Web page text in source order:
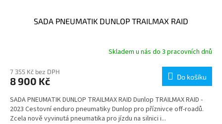
SADA PNEUMATIK DUNLOP TRAILMAX RAID
Skladem u nás do 3 pracovních dnů
7 355 Kč bez DPH
8 900 Kč Do košíku
SADA PNEUMATIK DUNLOP TRAILMAX RAID Dunlop TRAILMAX RAID -
2023 Cestovní enduro pneumatiky Dunlop pro příznivce off-roadů.
Zcela nově vyvinutá pneumatika pro jízdu na silnici i...